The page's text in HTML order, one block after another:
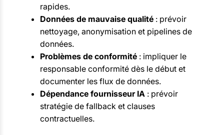
rapides.
Données de mauvaise qualité : prévoir
nettoyage, anonymisation et pipelines de
données.
Problèmes de conformité : impliquer le
responsable conformité dès le début et
documenter les flux de données.
Dépendance fournisseur IA : prévoir
stratégie de fallback et clauses
contractuelles.